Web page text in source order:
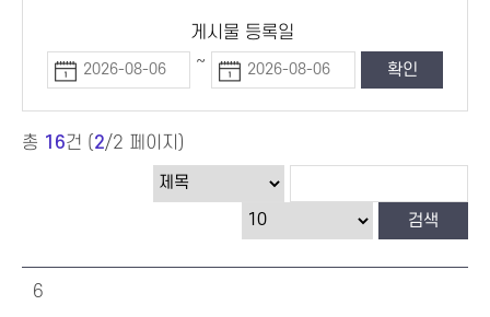
게시물 등록일
~
총 16건 ( 2/2 페이지)
6